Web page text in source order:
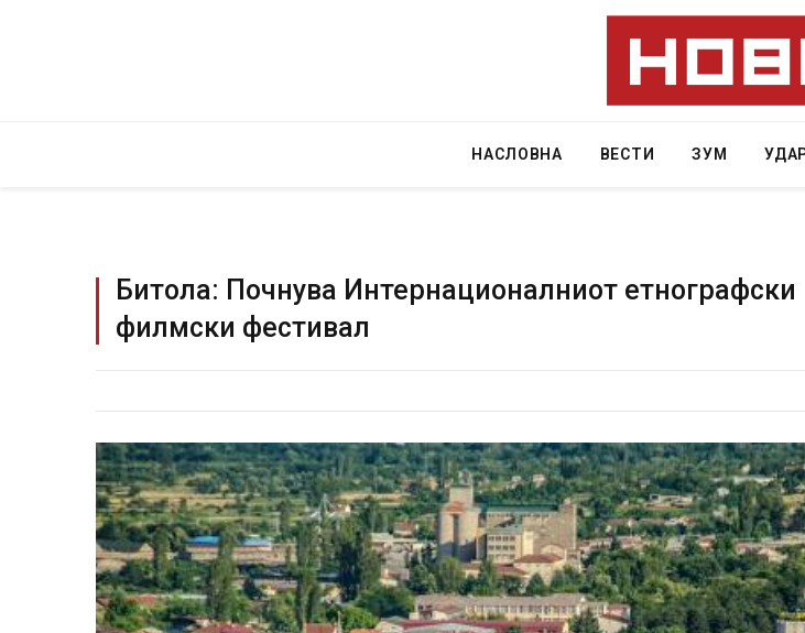
НАСЛОВНА ВЕСТИ ЗУМ
Битола: Почнува Интернационалниот етнографски
филмски фестивалУште двајца починаа од повредите во ресторан